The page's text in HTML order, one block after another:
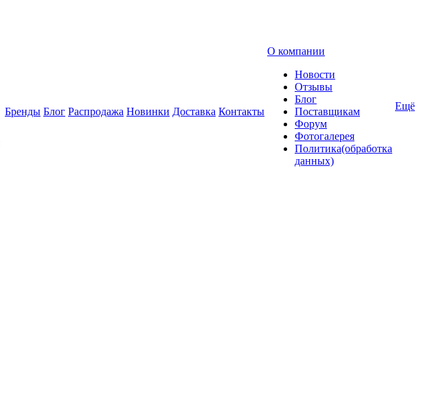
Бренды Блог Распродажа Новинки Доставка Контакты
О компании
Новости
Отзывы
Блог
Поставщикам
Форум
Фотогалерея
Политика(обработка
данных)
Ещё